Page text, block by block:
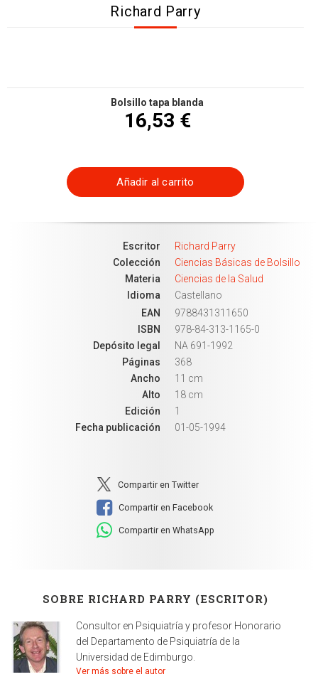
Richard Parry
Bolsillo tapa blanda
16,53 €
Añadir al carrito
Escritor
Richard Parry
Colección
Ciencias Básicas de Bolsillo
Materia
Ciencias de la Salud
Idioma
Castellano
EAN
9788431311650
ISBN
978-84-313-1165-0
Depósito legal
NA 691-1992
Páginas
368
Ancho
11 cm
Alto
18 cm
Edición
1
Fecha publicación
01-05-1994
Compartir en Twitter
Compartir en Facebook
Compartir en WhatsApp
SOBRE RICHARD PARRY (ESCRITOR)
Consultor en Psiquiatría y profesor Honorario
del Departamento de Psiquiatría de la
Universidad de Edimburgo.
Ver más sobre el autor